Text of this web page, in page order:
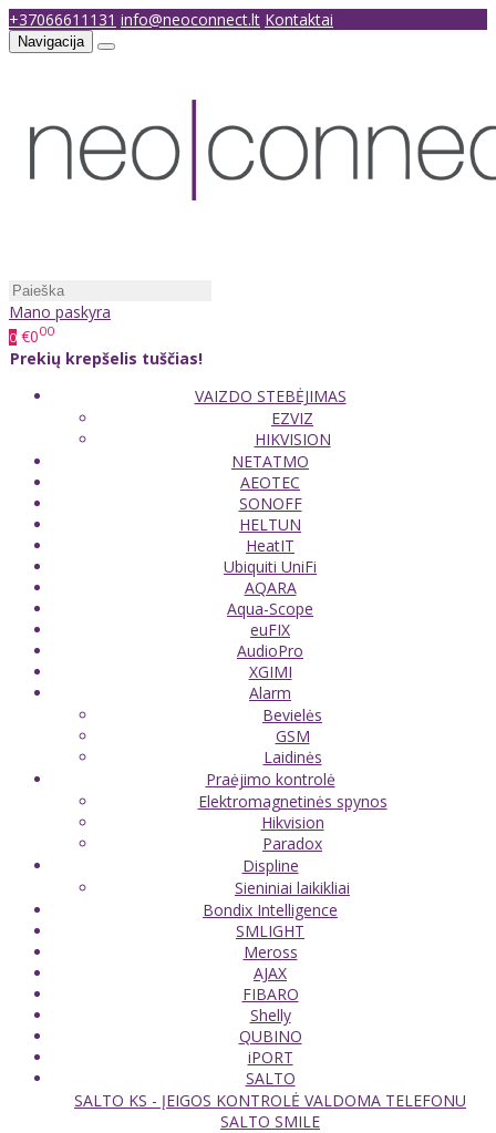
+37066611131 info@neoconnect.lt Kontaktai
Navigacija
Mano paskyra
0 €000
Prekių krepšelis tuščias!
VAIZDO STEBĖJIMAS
EZVIZ
HIKVISION
NETATMO
AEOTEC
SONOFF
HELTUN
HeatIT
Ubiquiti UniFi
AQARA
Aqua-Scope
euFIX
AudioPro
XGIMI
Alarm
Bevielės
GSM
Laidinės
Praėjimo kontrolė
Elektromagnetinės spynos
Hikvision
Paradox
Displine
Sieniniai laikikliai
Bondix Intelligence
SMLIGHT
Meross
AJAX
FIBARO
Shelly
QUBINO
iPORT
SALTO
SALTO KS - ĮEIGOS KONTROLĖ VALDOMA TELEFONU
SALTO SMILE